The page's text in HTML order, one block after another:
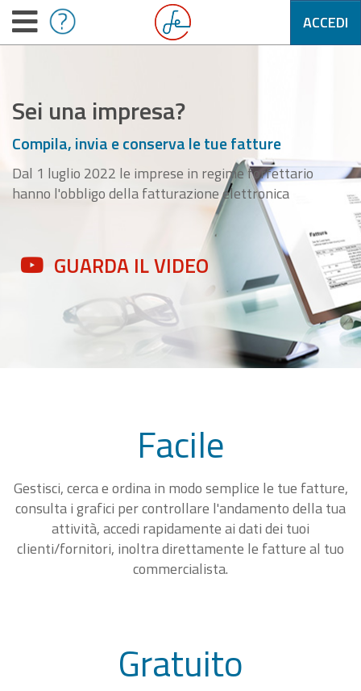
ACCEDI
Sei una impresa?
Compila, invia e conserva le tue fatture
Dal 1 luglio 2022 le imprese in regime forfettario
hanno l'obbligo della fatturazione elettronica
GUARDA IL VIDEO
Facile
Gestisci, cerca e ordina in modo semplice le tue fatture,
consulta i grafici per controllare l'andamento della tua
attività, accedi rapidamente ai dati dei tuoi
clienti/fornitori, inoltra direttamente le fatture al tuo
commercialista.
Gratuito